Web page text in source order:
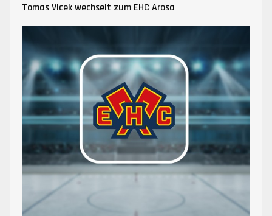
Tomas Vlcek wechselt zum EHC Arosa